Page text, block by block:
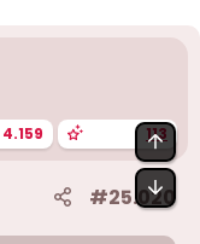
4.159 113
#25.020